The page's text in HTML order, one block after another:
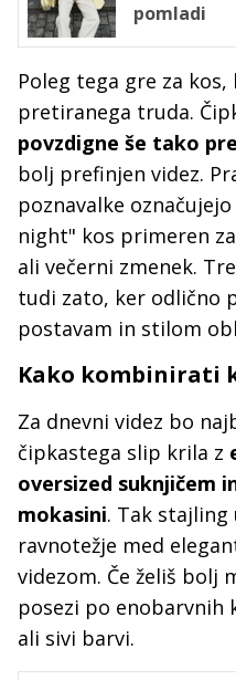
pomladi
Poleg tega gre za
pretiranega truda.
povzdigne še tako
bolj prefinjen videz.
poznavalke
night" kos primeren
ali večerni zmenek.
tudi zato, ker odlično
postavam in stilom
Kako kombinirati
Za dnevni videz bo
čipkastega slip krila z
oversized suknjičem
mokasini. Tak
ravnotežje med
videzom. Če želiš
posezi po enobarvnih
ali sivi barvi.